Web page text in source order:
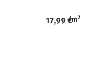
17,99 €
/m2